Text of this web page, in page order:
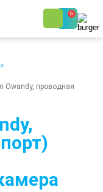
0
>
Owandy, проводная